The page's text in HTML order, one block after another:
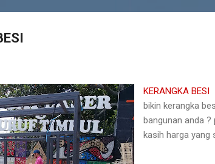
KERANGKA BESI
bikin kerangka
bangunan anda ?
kasih harga yang